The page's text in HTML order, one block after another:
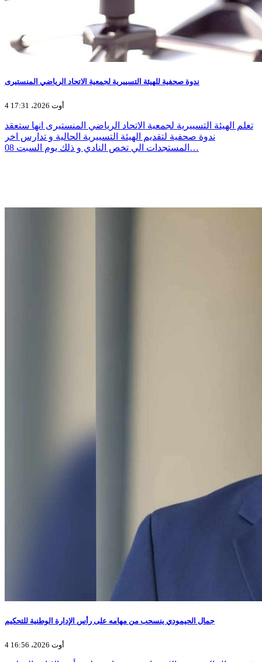
ندوة صحفية للهيئة التسييرية لجمعية الاتحاد الرياضي المنستيرى
4 أوت 2026، 17:31
تعلم الهيئة التسييرية لجمعية الاتحاد الرياضي المنستيرى انها ستعقد
ندوة صحفية لتقديم الهيئة التسييرية الحالية و تدارس اخر
المستجدات الي تخص النادي و ذلك يوم السبت 08…
جمال الحيمودي ينسحب من مهامه على رأس الإدارة الوطنية للتحكيم
4 أوت 2026، 16:56